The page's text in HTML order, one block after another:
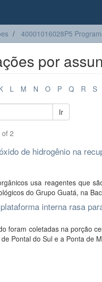
40001016028P5
por
L M N O P Q R S
Ir
2
de hidrogênio na
usa reagentes que
do Grupo Guatá, na
interna rasa
foram coletadas na porção
Pontal do Sul e a Ponta de